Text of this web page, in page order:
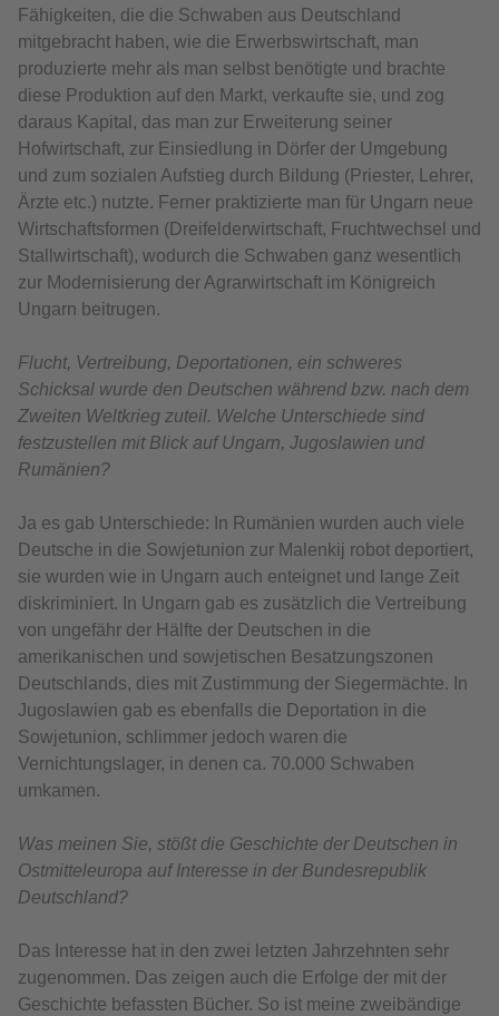
Fähigkeiten, die die Schwaben aus Deutschland
mitgebracht haben, wie die Erwerbswirtschaft, man
produzierte mehr als man selbst benötigte und brachte
diese Produktion auf den Markt, verkaufte sie, und zog
daraus Kapital, das man zur Erweiterung seiner
Hofwirtschaft, zur Einsiedlung in Dörfer der Umgebung
und zum sozialen Aufstieg durch Bildung (Priester, Lehrer,
Ärzte etc.) nutzte. Ferner praktizierte man für Ungarn neue
Wirtschaftsformen (Dreifelderwirtschaft, Fruchtwechsel und
Stallwirtschaft), wodurch die Schwaben ganz wesentlich
zur Modernisierung der Agrarwirtschaft im Königreich
Ungarn beitrugen.
Flucht, Vertreibung, Deportationen, ein schweres
Schicksal wurde den Deutschen während bzw. nach dem
Zweiten Weltkrieg zuteil. Welche Unterschiede sind
festzustellen mit Blick auf Ungarn, Jugoslawien und
Rumänien?
Ja es gab Unterschiede: In Rumänien wurden auch viele
Deutsche in die Sowjetunion zur Malenkij robot deportiert,
sie wurden wie in Ungarn auch enteignet und lange Zeit
diskriminiert. In Ungarn gab es zusätzlich die Vertreibung
von ungefähr der Hälfte der Deutschen in die
amerikanischen und sowjetischen Besatzungszonen
Deutschlands, dies mit Zustimmung der Siegermächte. In
Jugoslawien gab es ebenfalls die Deportation in die
Sowjetunion, schlimmer jedoch waren die
Vernichtungslager, in denen ca. 70.000 Schwaben
umkamen.
Was meinen Sie, stößt die Geschichte der Deutschen in
Ostmitteleuropa auf Interesse in der Bundesrepublik
Deutschland?
Das Interesse hat in den zwei letzten Jahrzehnten sehr
zugenommen. Das zeigen auch die Erfolge der mit der
Geschichte befassten Bücher. So ist meine zweibändige